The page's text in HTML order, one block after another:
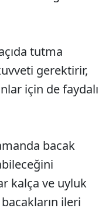
tutma
gerektirir,
için de faydalı
bacak
kalça ve uyluk
ileri